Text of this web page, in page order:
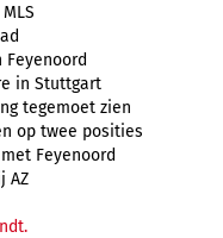
in Stuttgart
tegemoet zien
op twee posities
Feyenoord
AZ